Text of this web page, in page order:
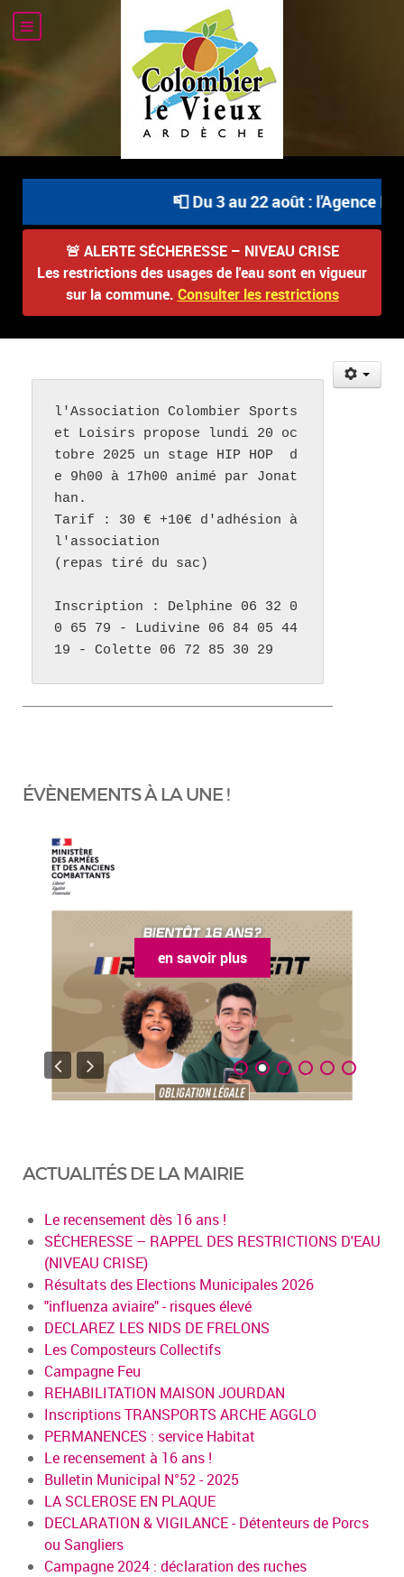
📮 Du 3 au 22 août : l'Agence
🚨 ALERTE SÉCHERESSE – NIVEAU CRISE
Les restrictions des usages de l'eau sont en vigueur
sur la commune. Consulter les restrictions
l'Association Colombier Sports
et Loisirs propose lundi 20 oc
tobre 2025 un stage HIP HOP  d
e 9h00 à 17h00 animé par Jonat
han.
Tarif : 30 € +10€ d'adhésion à
l'association
(repas tiré du sac)
Inscription : Delphine 06 32 0
0 65 79 - Ludivine 06 84 05 44
19 - Colette 06 72 85 30 29
ÉVÈNEMENTS À LA UNE !
en savoir plus
ACTUALITÉS DE LA MAIRIE
Le recensement dès 16 ans !
SÉCHERESSE – RAPPEL DES RESTRICTIONS D'EAU
(NIVEAU CRISE)
Résultats des Elections Municipales 2026
"influenza aviaire" - risques élevé
DECLAREZ LES NIDS DE FRELONS
Les Composteurs Collectifs
Campagne Feu
REHABILITATION MAISON JOURDAN
Inscriptions TRANSPORTS ARCHE AGGLO
PERMANENCES : service Habitat
Le recensement à 16 ans !
Bulletin Municipal N°52 - 2025
LA SCLEROSE EN PLAQUE
DECLARATION & VIGILANCE - Détenteurs de Porcs
ou Sangliers
Campagne 2024 : déclaration des ruches